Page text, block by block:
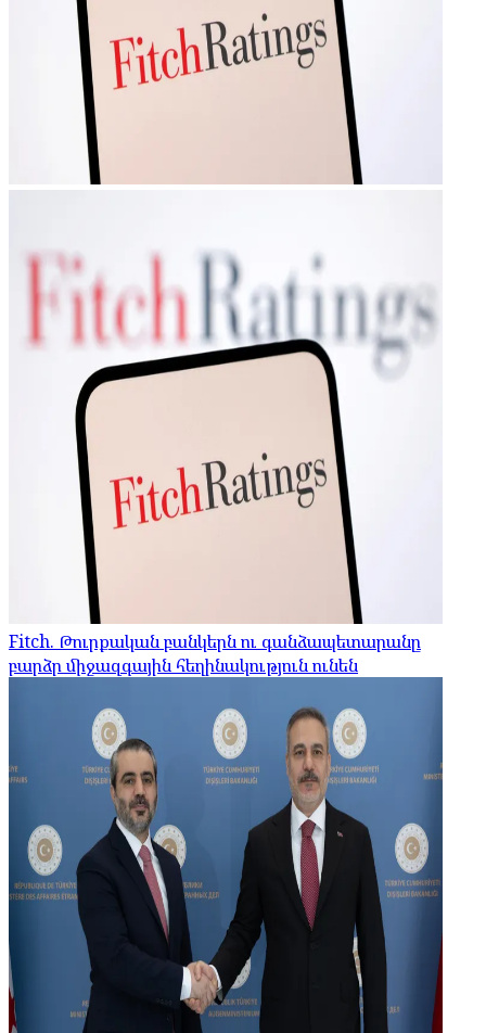
Fitch. Թուրքական բանկերն ու գանձապետարանը
բարձր միջազգային հեղինակություն ունեն